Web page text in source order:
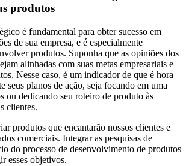
produtos
é fundamental para obter sucesso em
de sua empresa, e é especialmente
produtos. Suponha que as opiniões dos
alinhadas com suas metas empresariais e
Nesse caso, é um indicador de que é hora
seus planos de ação, seja focando em uma
ou dedicando seu roteiro de produto às
clientes.
produtos que encantarão nossos clientes e
comerciais. Integrar as pesquisas de
do processo de desenvolvimento de produtos
esses objetivos.